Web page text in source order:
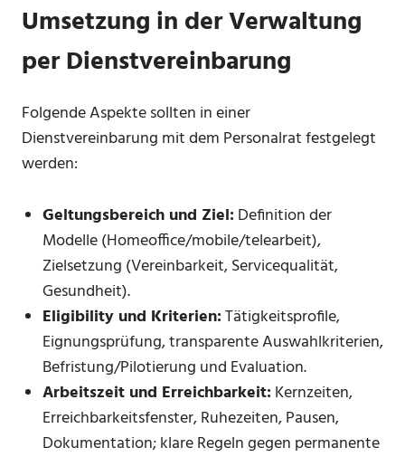
Umsetzung in der Verwaltung
per Dienstvereinbarung
Folgende Aspekte sollten in einer
Dienstvereinbarung mit dem Personalrat festgelegt
werden:
Geltungsbereich und Ziel:Definition der
Modelle (Homeoffice/mobile/telearbeit),
Zielsetzung (Vereinbarkeit, Servicequalität,
Gesundheit).
Eligibility und Kriterien:Tätigkeitsprofile,
Eignungsprüfung, transparente Auswahlkriterien,
Befristung/Pilotierung und Evaluation.
Arbeitszeit und Erreichbarkeit:Kernzeiten,
Erreichbarkeitsfenster, Ruhezeiten, Pausen,
Dokumentation; klare Regeln gegen permanente